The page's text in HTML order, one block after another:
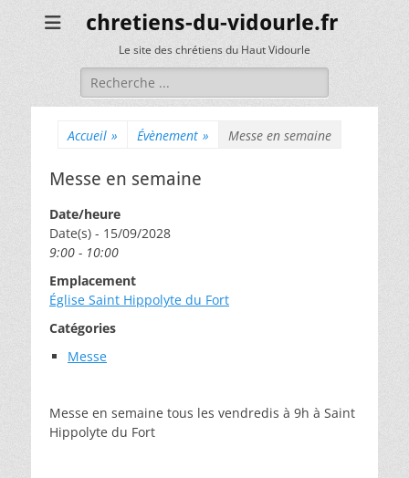
chretiens-du-vidourle.fr
Le site des chrétiens du Haut Vidourle
Rechercher :
Accueil » Évènement » Messe en semaine
Messe en semaine
Date/heure
Date(s) - 15/09/2028
9:00 - 10:00
Emplacement
Église Saint Hippolyte du Fort
Catégories
Messe
Messe en semaine tous les vendredis à 9h à Saint
Hippolyte du Fort